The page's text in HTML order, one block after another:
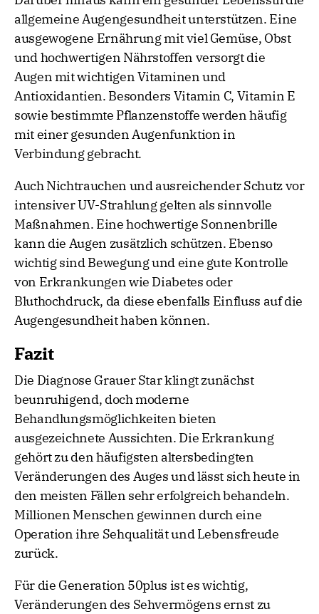
allgemeine Augengesundheit unterstützen. Eine
ausgewogene Ernährung mit viel Gemüse, Obst
und hochwertigen Nährstoffen versorgt die
Augen mit wichtigen Vitaminen und
Antioxidantien. Besonders Vitamin C, Vitamin E
sowie bestimmte Pflanzenstoffe werden häufig
mit einer gesunden Augenfunktion in
Verbindung gebracht.
Auch Nichtrauchen und ausreichender Schutz vor
intensiver UV-Strahlung gelten als sinnvolle
Maßnahmen. Eine hochwertige Sonnenbrille
kann die Augen zusätzlich schützen. Ebenso
wichtig sind Bewegung und eine gute Kontrolle
von Erkrankungen wie Diabetes oder
Bluthochdruck, da diese ebenfalls Einfluss auf die
Augengesundheit haben können.
Fazit
Die Diagnose Grauer Star klingt zunächst
beunruhigend, doch moderne
Behandlungsmöglichkeiten bieten
ausgezeichnete Aussichten. Die Erkrankung
gehört zu den häufigsten altersbedingten
Veränderungen des Auges und lässt sich heute in
den meisten Fällen sehr erfolgreich behandeln.
Millionen Menschen gewinnen durch eine
Operation ihre Sehqualität und Lebensfreude
zurück.
Für die Generation 50plus ist es wichtig,
Veränderungen des Sehvermögens ernst zu